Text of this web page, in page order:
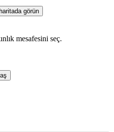
görün
mesafesini seç.